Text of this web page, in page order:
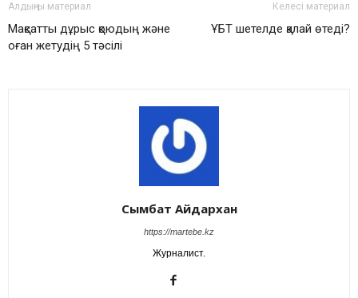
Алдыңғы материал
Мақсатты дұрыс қоюдың және
оған жетудің 5 тәсілі
Келесі материал
ҰБТ шетелде қалай өтеді?
Сымбат Айдархан
https://martebe.kz
Журналист.